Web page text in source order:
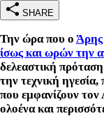
SHARE
Την ώρα που ο Άρης
ίσως και ωρών την
δελεαστική πρόταση
την τεχνική
που εμφανίζουν τον
ολοένα και